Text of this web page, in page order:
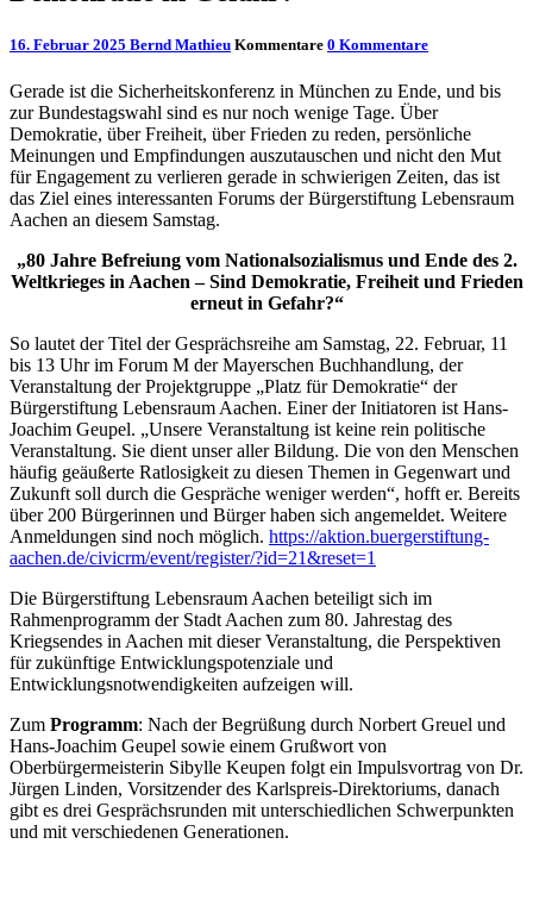
16. Februar 2025 Bernd Mathieu Kommentare 0 Kommentare
Gerade ist die Sicherheitskonferenz in München zu Ende, und bis
zur Bundestagswahl sind es nur noch wenige Tage. Über
Demokratie, über Freiheit, über Frieden zu reden, persönliche
Meinungen und Empfindungen auszutauschen und nicht den Mut
für Engagement zu verlieren gerade in schwierigen Zeiten, das ist
das Ziel eines interessanten Forums der Bürgerstiftung Lebensraum
Aachen an diesem Samstag.
„80 Jahre Befreiung vom Nationalsozialismus und Ende des 2.
Weltkrieges in Aachen – Sind Demokratie, Freiheit und Frieden
erneut in Gefahr?“
So lautet der Titel der Gesprächsreihe am Samstag, 22. Februar, 11
bis 13 Uhr im Forum M der Mayerschen Buchhandlung, der
Veranstaltung der Projektgruppe „Platz für Demokratie“ der
Bürgerstiftung Lebensraum Aachen. Einer der Initiatoren ist Hans-
Joachim Geupel. „Unsere Veranstaltung ist keine rein politische
Veranstaltung. Sie dient unser aller Bildung. Die von den Menschen
häufig geäußerte Ratlosigkeit zu diesen Themen in Gegenwart und
Zukunft soll durch die Gespräche weniger werden“, hofft er. Bereits
über 200 Bürgerinnen und Bürger haben sich angemeldet. Weitere
Anmeldungen sind noch möglich. https://aktion.buergerstiftung-
aachen.de/civicrm/event/register/?id=21&reset=1
Die Bürgerstiftung Lebensraum Aachen beteiligt sich im
Rahmenprogramm der Stadt Aachen zum 80. Jahrestag des
Kriegsendes in Aachen mit dieser Veranstaltung, die Perspektiven
für zukünftige Entwicklungspotenziale und
Entwicklungsnotwendigkeiten aufzeigen will.
Zum Programm: Nach der Begrüßung durch Norbert Greuel und
Hans-Joachim Geupel sowie einem Grußwort von
Oberbürgermeisterin Sibylle Keupen folgt ein Impulsvortrag von Dr.
Jürgen Linden, Vorsitzender des Karlspreis-Direktoriums, danach
gibt es drei Gesprächsrunden mit unterschiedlichen Schwerpunkten
und mit verschiedenen Generationen.